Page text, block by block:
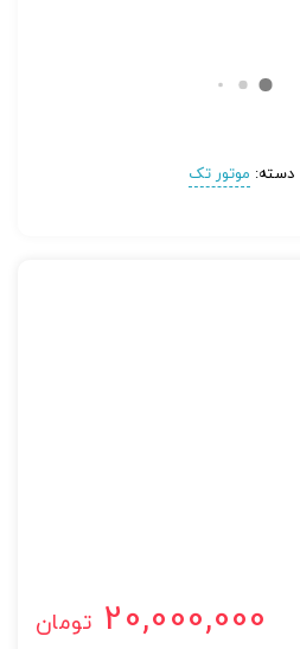
دسته: موتور تک
20,000,000 تومان